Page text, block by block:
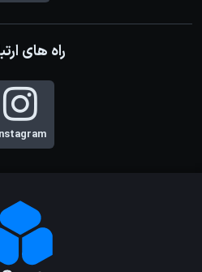
راه های